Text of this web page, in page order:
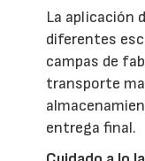
La aplicación
diferentes
campas de
transporte
entrega final.